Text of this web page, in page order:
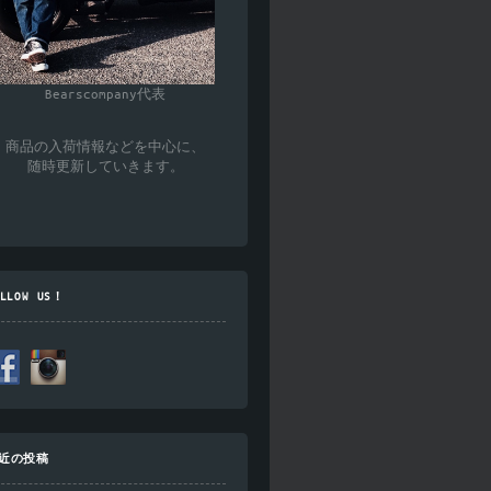
Bearscompany代表
商品の入荷情報などを中心に、
随時更新していきます。
US！
の投稿